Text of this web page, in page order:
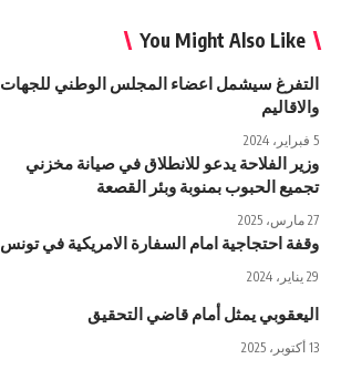
You Might Also Like
التفرغ سيشمل اعضاء المجلس الوطني للجهات
والاقاليم
5 فبراير، 2024
وزير الفلاحة يدعو للانطلاق في صيانة مخزني
تجميع الحبوب بمنوبة وبئر القصعة
27 مارس، 2025
وقفة احتجاجية امام السفارة الامريكية في تونس
29 يناير، 2024
اليعقوبي يمثل أمام قاضي التحقيق
13 أكتوبر، 2025